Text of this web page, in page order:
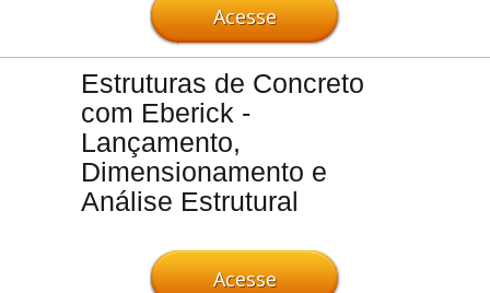
Acesse
Estruturas de Concreto
com Eberick -
Lançamento,
Dimensionamento e
Análise Estrutural
Acesse